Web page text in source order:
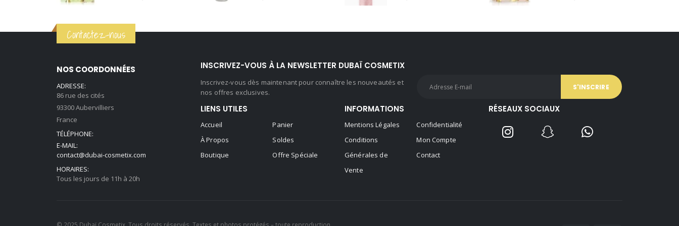
était :
59,90 €.
est :
était :
est :
Contactez-nous
NOS COORDONNÉES
ADRESSE:
86 rue des cités
93300 Aubervilliers
France
TÉLÉPHONE:
E-MAIL:
contact@dubai-cosmetix.com
HORAIRES:
Tous les jours de 11h à 20h
INSCRIVEZ-VOUS À LA NEWSLETTER DUBAÏ COSMETIX
Inscrivez-vous dès maintenant pour connaître les nouveautés et
nos offres exclusives.
LIENS UTILES
Accueil
À Propos
Boutique
Panier
Soldes
Offre Spéciale
INFORMATIONS
Mentions Légales
Conditions
Générales de
Vente
Confidentialité
Mon Compte
Contact
RÉSEAUX SOCIAUX